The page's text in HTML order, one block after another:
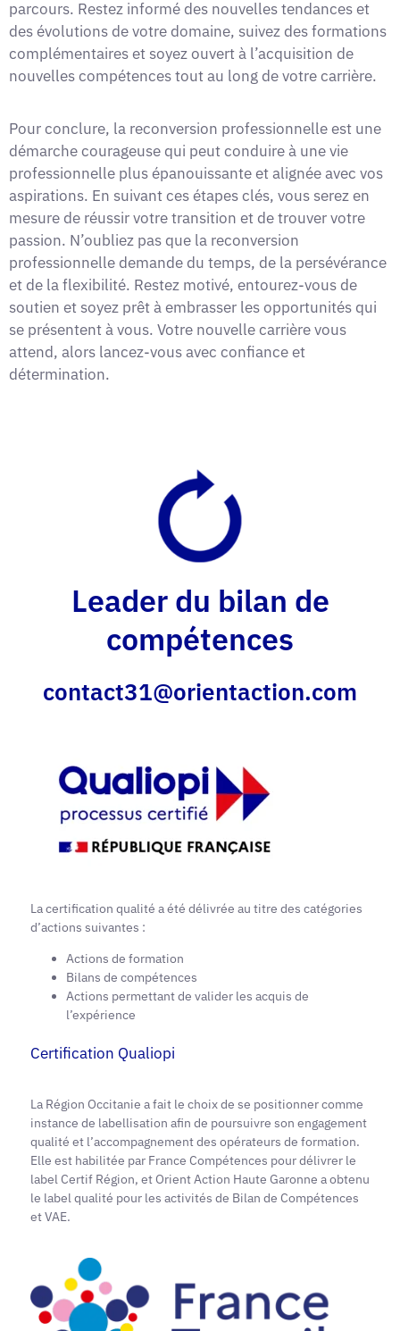
parcours. Restez informé des nouvelles tendances et
des évolutions de votre domaine, suivez des formations
complémentaires et soyez ouvert à l’acquisition de
nouvelles compétences tout au long de votre carrière.
Pour conclure, la reconversion professionnelle est une
démarche courageuse qui peut conduire à une vie
professionnelle plus épanouissante et alignée avec vos
aspirations. En suivant ces étapes clés, vous serez en
mesure de réussir votre transition et de trouver votre
passion. N’oubliez pas que la reconversion
professionnelle demande du temps, de la persévérance
et de la flexibilité. Restez motivé, entourez-vous de
soutien et soyez prêt à embrasser les opportunités qui
se présentent à vous. Votre nouvelle carrière vous
attend, alors lancez-vous avec confiance et
détermination.
Leader du bilan de
compétences
contact31@orientaction.com
La certification qualité a été délivrée au titre des catégories
d’actions suivantes :
Actions de formation
Bilans de compétences
Actions permettant de valider les acquis de
l’expérience
Certification Qualiopi
La Région Occitanie a fait le choix de se positionner comme
instance de labellisation afin de poursuivre son engagement
qualité et l’accompagnement des opérateurs de formation.
Elle est habilitée par France Compétences pour délivrer le
label Certif Région, et Orient Action Haute Garonne a obtenu
le label qualité pour les activités de Bilan de Compétences
et VAE.